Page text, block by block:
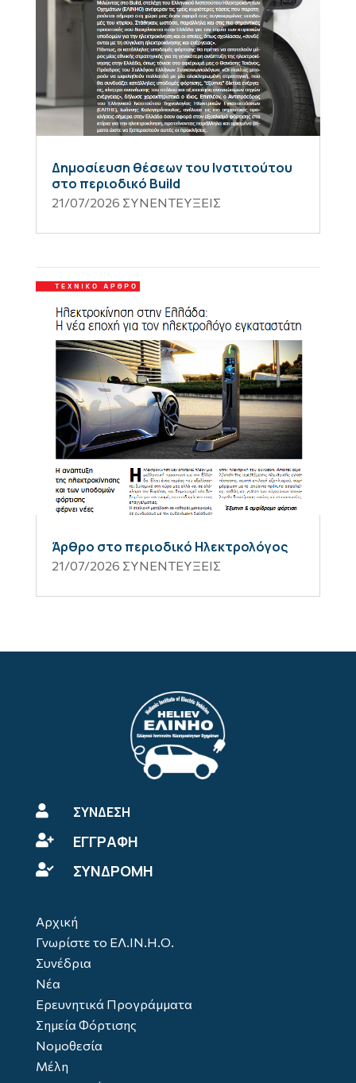
Δημοσίευση θέσεων του Ινστιτούτου
στο περιοδικό Build
21/07/2026 ΣΥΝΕΝΤΕΥΞΕΙΣ
Άρθρο στο περιοδικό Ηλεκτρολόγος
21/07/2026 ΣΥΝΕΝΤΕΥΞΕΙΣ
 ΣΥΝΔΕΣΗ
 ΕΓΓΡΑΦΗ
 ΣΥΝΔΡΟΜΗ
Αρχική
Γνωρίστε το ΕΛ.ΙΝ.Η.Ο.
Συνέδρια
Νέα
Ερευνητικά Προγράμματα
Σημεία Φόρτισης
Νομοθεσία
Μέλη